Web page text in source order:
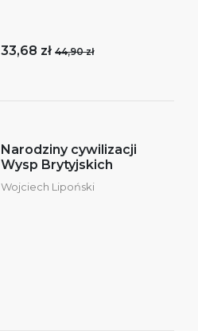
33,68 zł 44,90 zł
Narodziny cywilizacji
Wysp Brytyjskich
Wojciech Lipoński